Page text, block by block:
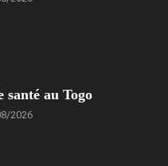
santé au Togo
2026